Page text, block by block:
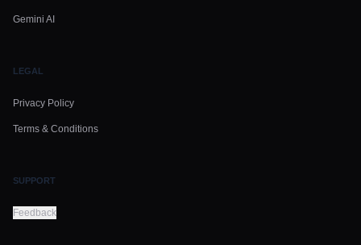
Gemini AI
LEGAL
Privacy Policy
Terms & Conditions
SUPPORT
Feedback